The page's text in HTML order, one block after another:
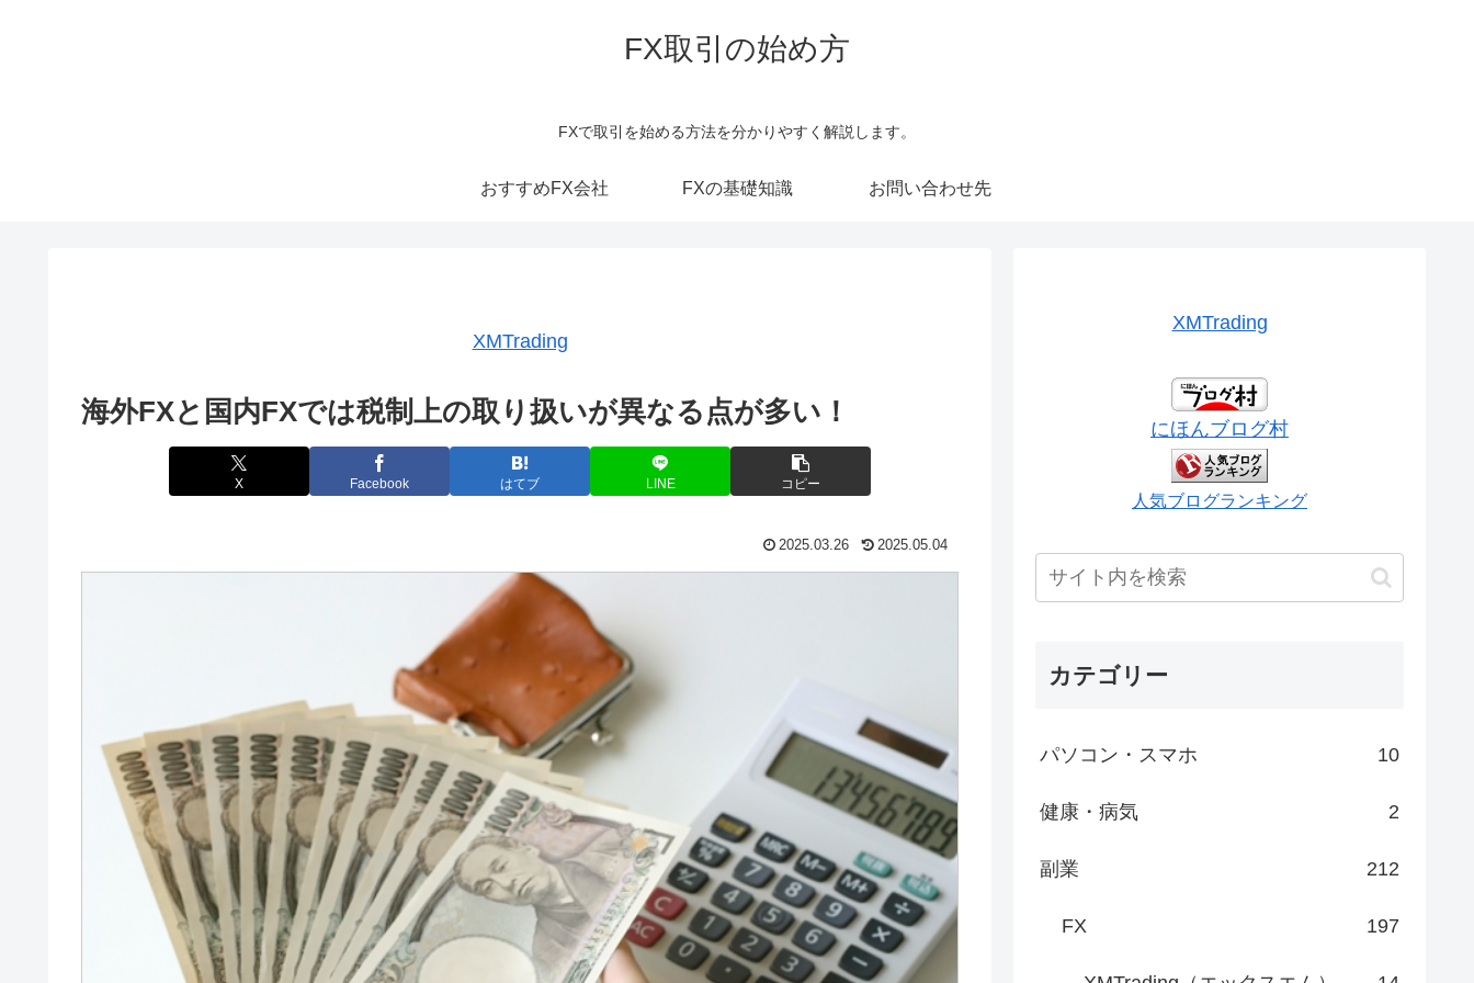
FX取引の始め方
FXで取引を始める方法を分かりやすく解説します。
おすすめFX会社 FXの基礎知識 お問い合わせ先
XMTrading
海外FXと国内FXでは税制上の取り扱いが異なる点が多い！
X Facebook はてブ LINE コピー
2025.03.26 2025.05.04
XMTrading
にほんブログ村
人気ブログランキング
カテゴリー
パソコン・スマホ 10
健康・病気 2
副業 212
FX 197